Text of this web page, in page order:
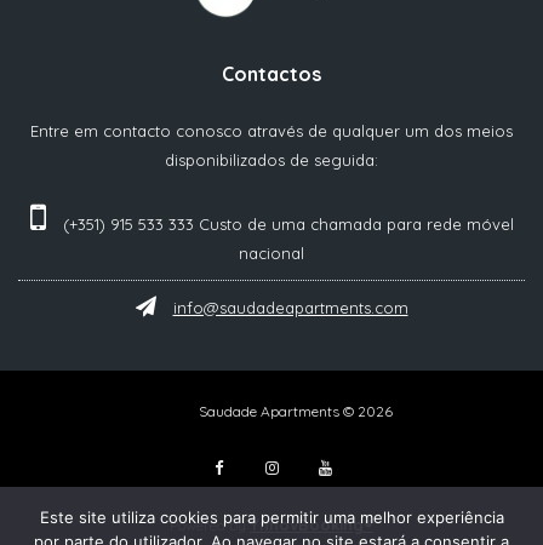
Contactos
Entre em contacto conosco através de qualquer um dos meios
disponibilizados de seguida:
(+351) 915 533 333 Custo de uma chamada para rede móvel
nacional
info@saudadeapartments.com
Saudade Apartments © 2026
Powered byYnnovBooking®
Este site utiliza cookies para permitir uma melhor experiência